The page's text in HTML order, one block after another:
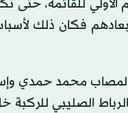
يمثلون القوام الأولي
فكان ذلك
المصاب محمد حمدي
الصليبي للركبة